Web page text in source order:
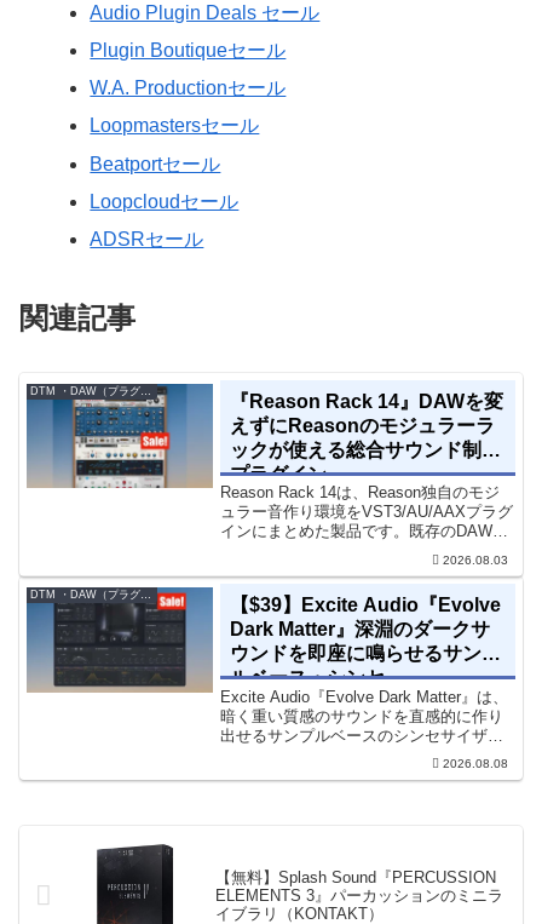
Audio Plugin Deals セール
Plugin Boutiqueセール
W.A. Productionセール
Loopmastersセール
Beatportセール
Loopcloudセール
ADSRセール
関連記事
『Reason Rack 14』DAWを変
えずにReasonのモジュラーラ
ックが使える総合サウンド制作
プラグイン
Reason Rack 14は、Reason独自のモジ
ュラー音作り環境をVST3/AU/AAXプラグ
インにまとめた製品です。既存のDAWを
乗り換えることなく、68種類のシンセや
エフェクト、CV配線をそのままトラック
2026.08.03
DTM ・DAW（プラグイン、シンセなど）のセール情報
【$39】Excite Audio『Evolve
Dark Matter』深淵のダークサ
ウンドを即座に鳴らせるサンプ
ルベース・シンセ
Excite Audio『Evolve Dark Matter』は、
暗く重い質感のサウンドを直感的に作り
出せるサンプルベースのシンセサイザー
です。ダークD&Bやアトモスフェリッ
ク・テクノ、シネマティック作品に適し
2026.08.08
【無料】Splash Sound『PERCUSSION
ELEMENTS 3』パーカッションのミニラ
イブラリ（KONTAKT）